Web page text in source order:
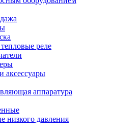
реле
аксессуары
аппаратура
низкого давления